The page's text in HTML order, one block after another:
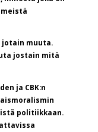
jotain muuta.
jostain mitä
ja CBK:n
politiikkaan.